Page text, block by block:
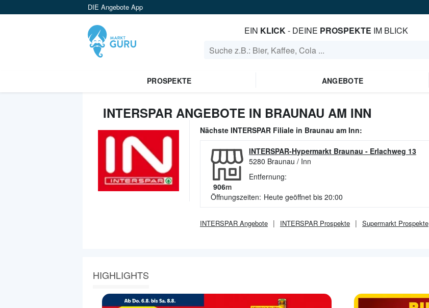
DIE Angebote App
EIN KLICK- DEINE PROSPEKTE IM BLICK
PROSPEKTE ANGEBOTE
INTERSPAR ANGEBOTE IN BRAUNAU AM INN
Nächste INTERSPAR Filiale in Braunau am Inn:
INTERSPAR-Hypermarkt Braunau - Erlachweg 13
5280 Braunau / Inn
Entfernung:
906m
Öffnungszeiten: Heute geöffnet bis 20:00
INTERSPAR Angebote INTERSPAR Prospekte Supermarkt Prospekte
HIGHLIGHTS